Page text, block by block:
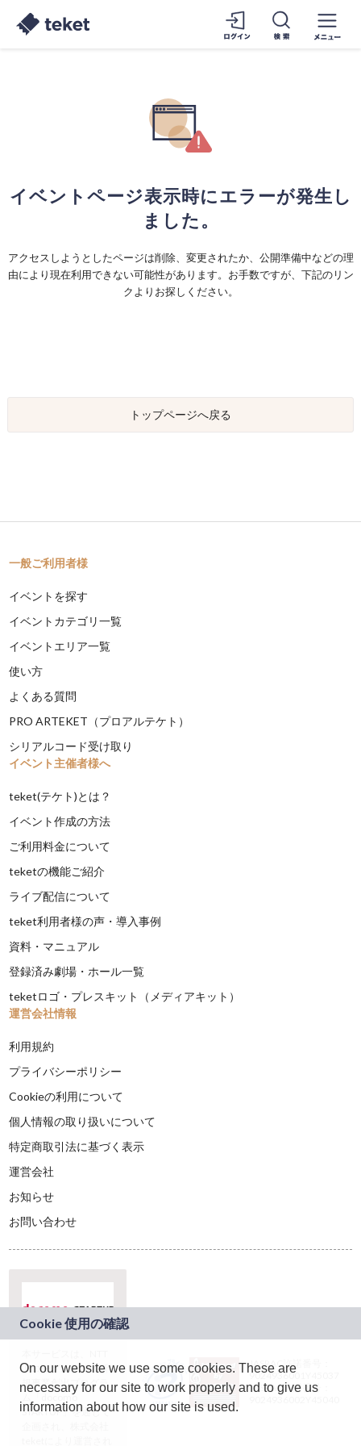
イベントページ表示時にエラーが発生し
ました。
アクセスしようとしたページは削除、変更されたか、公開準備中などの理
由により現在利用できない可能性があります。お手数ですが、下記のリン
クよりお探しください。
トップページへ戻る
一般ご利用者様
イベントを探す
イベントカテゴリ一覧
イベントエリア一覧
使い方
よくある質問
PRO ARTEKET（プロアルテケト）
シリアルコード受け取り
イベント主催者様へ
teket(テケト)とは？
イベント作成の方法
ご利用料金について
teketの機能ご紹介
ライブ配信について
teket利用者様の声・導入事例
資料・マニュアル
登録済み劇場・ホール一覧
teketロゴ・プレスキット（メディアキット）
運営会社情報
利用規約
プライバシーポリシー
Cookieの利用について
個人情報の取り扱いについて
特定商取引法に基づく表示
運営会社
お知らせ
お問い合わせ
ドコモグループの新
規事業創出プログラ
ム「docomo
STARTUP」を通じて
JASRAC許諾番号：
9024936001Y45037
JASRAC許諾番号：
On our website we use some cookies. These are
necessary for our site to work properly and to give us
information about how our site is used.